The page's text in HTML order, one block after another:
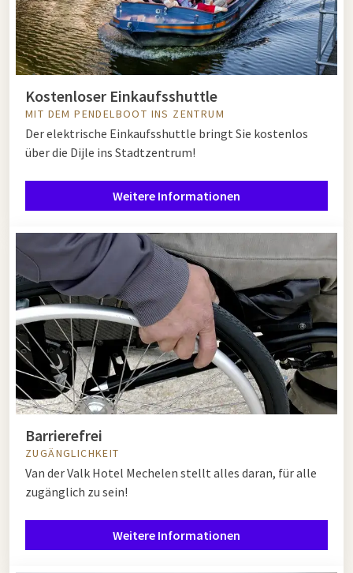
Kostenloser Einkaufsshuttle
MIT DEM PENDELBOOT INS ZENTRUM
Der elektrische Einkaufsshuttle bringt Sie kostenlos
über die Dijle ins Stadtzentrum!
Weitere Informationen
Barrierefrei
ZUGÄNGLICHKEIT
Van der Valk Hotel Mechelen stellt alles daran, für alle
zugänglich zu sein!
Weitere Informationen